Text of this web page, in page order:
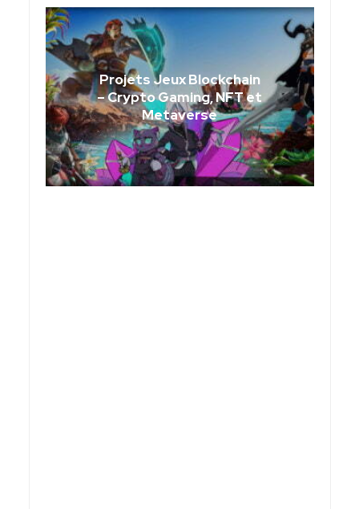
Projets Jeux Blockchain
– Crypto Gaming, NFT et
Metaverse